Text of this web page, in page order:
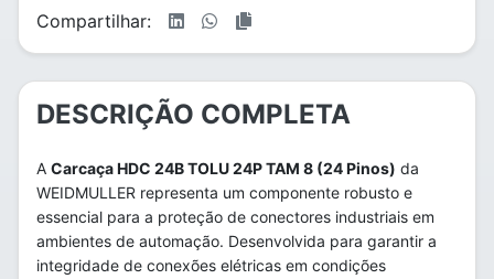
Compartilhar:
DESCRIÇÃO COMPLETA
A Carcaça HDC 24B TOLU 24P TAM 8 (24 Pinos) da
WEIDMULLER representa um componente robusto e
essencial para a proteção de conectores industriais em
ambientes de automação. Desenvolvida para garantir a
integridade de conexões elétricas em condições